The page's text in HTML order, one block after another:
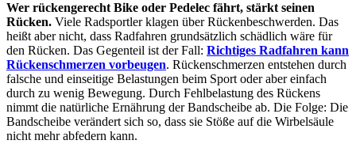
Wer rückengerecht Bike oder Pedelec fährt, stärkt seinen
Rücken. Viele Radsportler klagen über Rückenbeschwerden. Das
heißt aber nicht, dass Radfahren grundsätzlich schädlich wäre für
den Rücken. Das Gegenteil ist der Fall: Richtiges Radfahren kann
Rückenschmerzen vorbeugen. Rückenschmerzen entstehen durch
falsche und einseitige Belastungen beim Sport oder aber einfach
durch zu wenig Bewegung. Durch Fehlbelastung des Rückens
nimmt die natürliche Ernährung der Bandscheibe ab. Die Folge: Die
Bandscheibe verändert sich so, dass sie Stöße auf die Wirbelsäule
nicht mehr abfedern kann.